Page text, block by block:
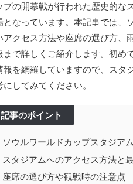
プの開幕戦が行われた歴史的
となっています。本記事では、
アクセス方法や座席の選び方、
まで詳しくご紹介します。初め
報を網羅していますので、スタ
してみてください。
記事のポイント
ソウルワールドカップスタジア
スタジアムへのアクセス方法と
座席の選び方や観戦時の注意点